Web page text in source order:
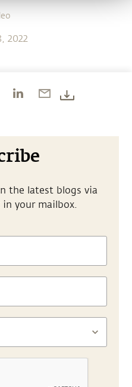
2022
the latest blogs via
your mailbox.